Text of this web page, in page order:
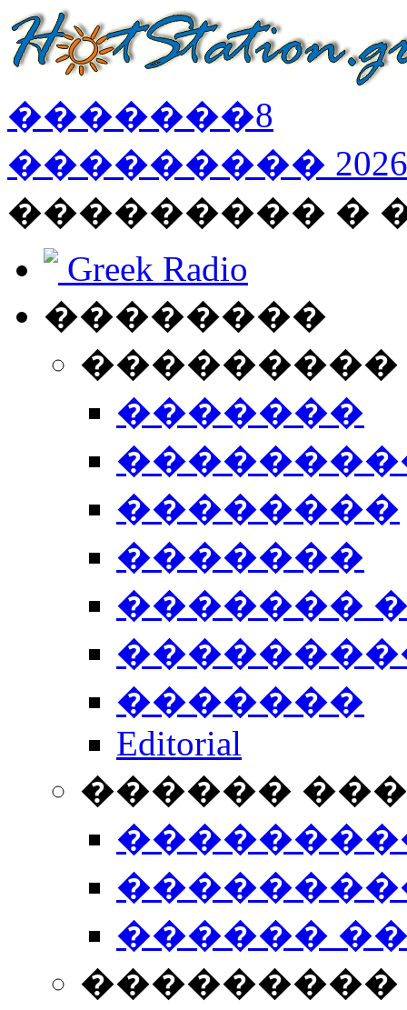
�������8
��������� 2026
��������� �
Greek Radio
��������
�������
��������
�������
�������
�������
Editorial
������
������
���������